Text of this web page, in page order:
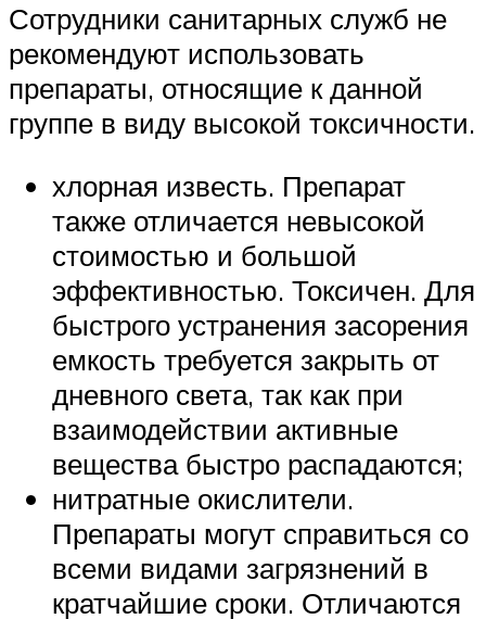
Сотрудники санитарных служб не
рекомендуют использовать
препараты, относящие к данной
группе в виду высокой токсичности.
хлорная известь. Препарат
также отличается невысокой
стоимостью и большой
эффективностью. Токсичен. Для
быстрого устранения засорения
емкость требуется закрыть от
дневного света, так как при
взаимодействии активные
вещества быстро распадаются;
нитратные окислители.
Препараты могут справиться со
всеми видами загрязнений в
кратчайшие сроки. Отличаются